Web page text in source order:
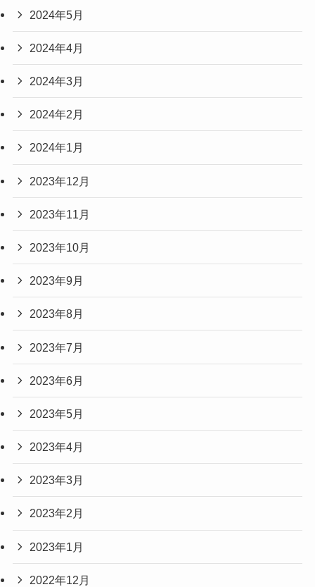
2024年5月
2024年4月
2024年3月
2024年2月
2024年1月
2023年12月
2023年11月
2023年10月
2023年9月
2023年8月
2023年7月
2023年6月
2023年5月
2023年4月
2023年3月
2023年2月
2023年1月
2022年12月